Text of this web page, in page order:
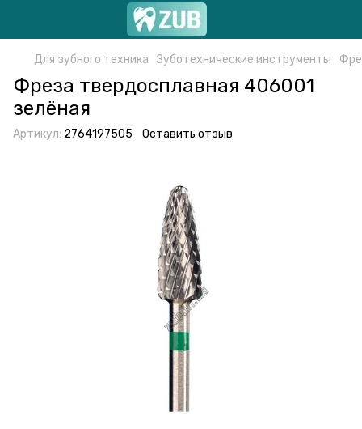
Для зубного техника Зуботехнические инструменты
Фреза твердосплавная 406001
зелёная
Артикул: 2764197505 Оставить отзыв